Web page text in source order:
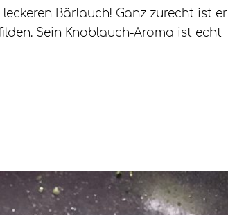
Bärlauch! Ganz zurecht ist er
Sein Knoblauch-Aroma ist echt